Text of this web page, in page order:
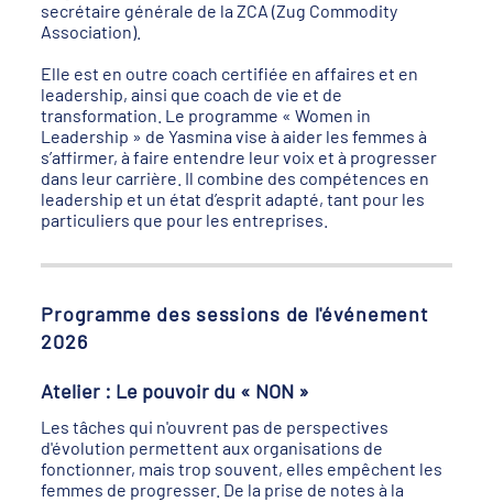
secrétaire générale de la ZCA (Zug Commodity
Association).
Elle est en outre coach certifiée en affaires et en
leadership, ainsi que coach de vie et de
transformation. Le programme « Women in
Leadership » de Yasmina vise à aider les femmes à
s’affirmer, à faire entendre leur voix et à progresser
dans leur carrière. Il combine des compétences en
leadership et un état d’esprit adapté, tant pour les
particuliers que pour les entreprises.
Programme des sessions de l'événement
2026
Atelier : Le pouvoir du « NON »
Les tâches qui n'ouvrent pas de perspectives
d'évolution permettent aux organisations de
fonctionner, mais trop souvent, elles empêchent les
femmes de progresser. De la prise de notes à la